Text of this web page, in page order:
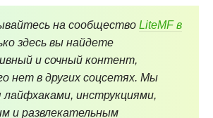
на сообщество LiteMF в
здесь вы найдете
и сочный контент,
нет в других соцсетях. Мы
лайфхаками, инструкциями,
и развлекательным